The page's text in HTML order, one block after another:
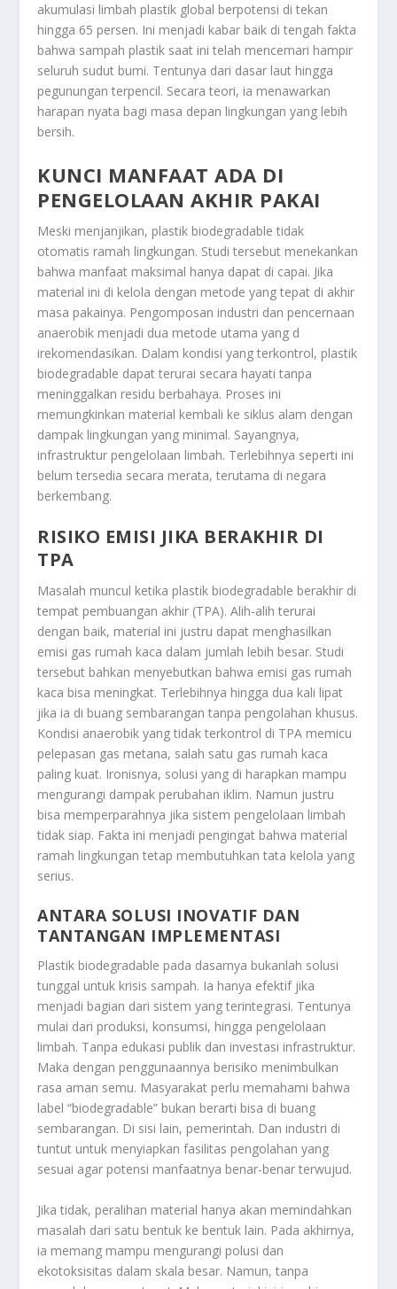
akumulasi limbah plastik global berpotensi di tekan
hingga 65 persen. Ini menjadi kabar baik di tengah fakta
bahwa sampah plastik saat ini telah mencemari hampir
seluruh sudut bumi. Tentunya dari dasar laut hingga
pegunungan terpencil. Secara teori, ia menawarkan
harapan nyata bagi masa depan lingkungan yang lebih
bersih.
KUNCI MANFAAT ADA DI
PENGELOLAAN AKHIR PAKAI
Meski menjanjikan, plastik biodegradable tidak
otomatis ramah lingkungan. Studi tersebut menekankan
bahwa manfaat maksimal hanya dapat di capai. Jika
material ini di kelola dengan metode yang tepat di akhir
masa pakainya. Pengomposan industri dan pencernaan
anaerobik menjadi dua metode utama yang d
irekomendasikan. Dalam kondisi yang terkontrol, plastik
biodegradable dapat terurai secara hayati tanpa
meninggalkan residu berbahaya. Proses ini
memungkinkan material kembali ke siklus alam dengan
dampak lingkungan yang minimal. Sayangnya,
infrastruktur pengelolaan limbah. Terlebihnya seperti ini
belum tersedia secara merata, terutama di negara
berkembang.
RISIKO EMISI JIKA BERAKHIR DI
TPA
Masalah muncul ketika plastik biodegradable berakhir di
tempat pembuangan akhir (TPA). Alih-alih terurai
dengan baik, material ini justru dapat menghasilkan
emisi gas rumah kaca dalam jumlah lebih besar. Studi
tersebut bahkan menyebutkan bahwa emisi gas rumah
kaca bisa meningkat. Terlebihnya hingga dua kali lipat
jika ia di buang sembarangan tanpa pengolahan khusus.
Kondisi anaerobik yang tidak terkontrol di TPA memicu
pelepasan gas metana, salah satu gas rumah kaca
paling kuat. Ironisnya, solusi yang di harapkan mampu
mengurangi dampak perubahan iklim. Namun justru
bisa memperparahnya jika sistem pengelolaan limbah
tidak siap. Fakta ini menjadi pengingat bahwa material
ramah lingkungan tetap membutuhkan tata kelola yang
serius.
ANTARA SOLUSI INOVATIF DAN
TANTANGAN IMPLEMENTASI
Plastik biodegradable pada dasarnya bukanlah solusi
tunggal untuk krisis sampah. Ia hanya efektif jika
menjadi bagian dari sistem yang terintegrasi. Tentunya
mulai dari produksi, konsumsi, hingga pengelolaan
limbah. Tanpa edukasi publik dan investasi infrastruktur.
Maka dengan penggunaannya berisiko menimbulkan
rasa aman semu. Masyarakat perlu memahami bahwa
label “biodegradable” bukan berarti bisa di buang
sembarangan. Di sisi lain, pemerintah. Dan industri di
tuntut untuk menyiapkan fasilitas pengolahan yang
sesuai agar potensi manfaatnya benar-benar terwujud.
Jika tidak, peralihan material hanya akan memindahkan
masalah dari satu bentuk ke bentuk lain. Pada akhirnya,
ia memang mampu mengurangi polusi dan
ekotoksisitas dalam skala besar. Namun, tanpa